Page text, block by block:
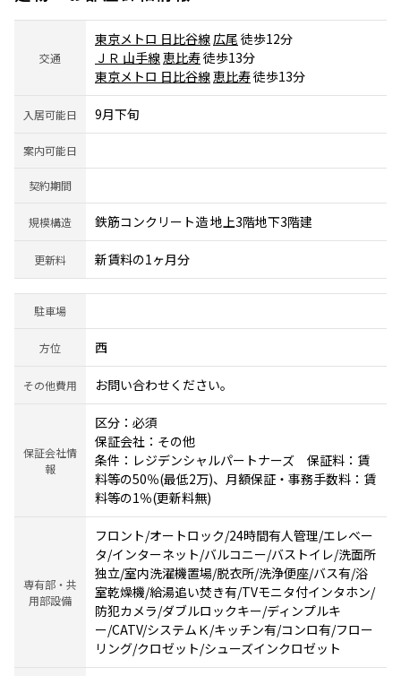
交通
東京メトロ 日比谷線広尾 徒歩12分
ＪＲ 山手線恵比寿徒歩13分
東京メトロ 日比谷線恵比寿徒歩13分
入居可能日 9月下旬
案内可能日
契約期間
規模構造 鉄筋コンクリート造 地上3階地下3階建
更新料 新賃料の1ヶ月分
駐車場
方位 西
その他費用 お問い合わせください。
保証会社情
報
区分：必須
保証会社：その他
条件：レジデンシャルパートナーズ 保証料：賃
料等の50％(最低2万)、月額保証・事務手数料：賃
料等の1％(更新料無)
専有部・共
用部設備
フロント/オートロック/24時間有人管理/エレベー
タ/インターネット/バルコニー/バストイレ/洗面所
独立/室内洗濯機置場/脱衣所/洗浄便座/バス有/浴
室乾燥機/給湯追い焚き有/TVモニタ付インタホン/
防犯カメラ/ダブルロックキー/ディンプルキ
ー/CATV/システムＫ/キッチン有/コンロ有/フロー
リング/クロゼット/シューズインクロゼット